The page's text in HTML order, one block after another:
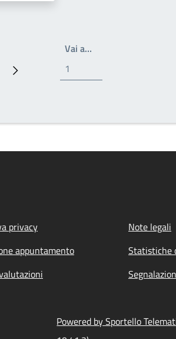
Prossima pagina
Vai a…Write the page
privacy
Note legali
appuntamento
Statistiche
Powered by Sportello